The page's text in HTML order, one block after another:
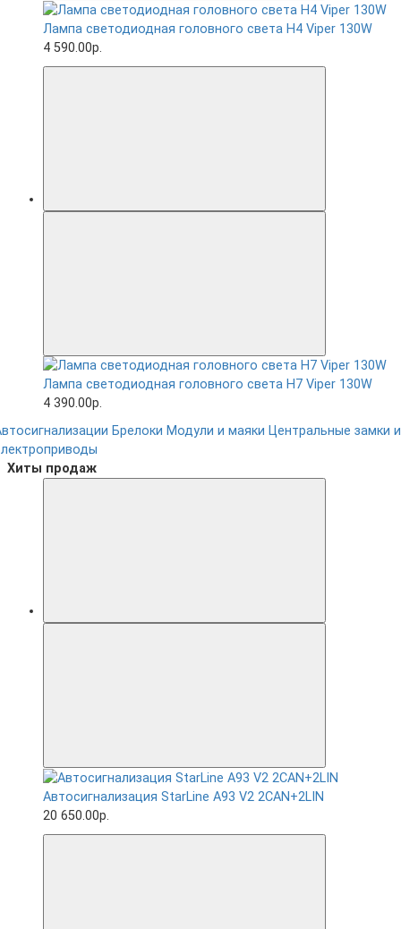
Лампа светодиодная головного света H4 Viper 130W
4 590.00р.
Лампа светодиодная головного света H7 Viper 130W
4 390.00р.
Брелоки Модули и маяки Центральные замки и
Хиты продаж
Автосигнализация StarLine A93 V2 2CAN+2LIN
20 650.00р.